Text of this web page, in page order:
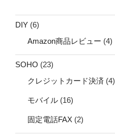
DIY (6)
Amazon商品レビュー (4)
SOHO (23)
クレジットカード決済 (4)
モバイル (16)
固定電話FAX (2)